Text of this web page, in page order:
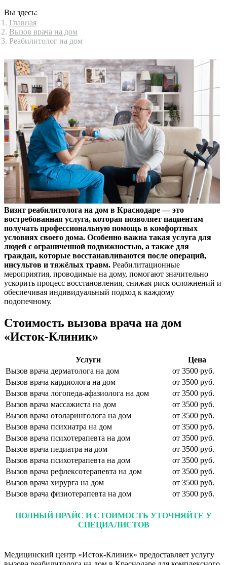
Вы здесь:
Главная
Вызов врача на дом
Реабилитолог на дом
Визит реабилитолога на дом в Краснодаре — это
востребованная услуга, которая позволяет пациентам
получать профессиональную помощь в комфортных
условиях своего дома. Особенно важна такая услуга для
людей с ограниченной подвижностью, а также для
граждан, которые восстанавливаются после операций,
инсультов и тяжёлых травм. Реабилитационные
мероприятия, проводимые на дому, помогают значительно
ускорить процесс восстановления, снижая риск осложнений и
обеспечивая индивидуальный подход к каждому
подопечному.
Стоимость вызова врача на дом
«Исток-Клиник»
Услуги
Цена
Вызов врача дерматолога на дом
от 3500 руб.
Вызов врача кардиолога на дом
от 3500 руб.
Вызов врача логопеда-афазиолога на дом
от 3500 руб.
Вызов врача массажиста на дом
от 3500 руб.
Вызов врача отоларинголога на дом
от 3500 руб.
Вызов врача психиатра на дом
от 3500 руб.
Вызов врача психотерапевта на дом
от 3500 руб.
Вызов врача педиатра на дом
от 3500 руб.
Вызов врача психотерапевта на дом
от 3500 руб.
Вызов врача рефлексотерапевта на дом
от 3500 руб.
Вызов врача хирурга на дом
от 3500 руб.
Вызов врача физиотерапевта на дом
от 3500 руб.
ПОЛНЫЙ ПРАЙС И СТОИМОСТЬ УТОЧНЯЙТЕ У
СПЕЦИАЛИСТОВ
Медицинский центр «Исток-Клиник» предоставляет услугу